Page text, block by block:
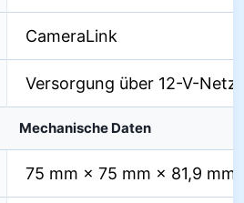
CameraLink
Versorgung über 12-V-
Mechanische Daten
75 mm × 75 mm × 81,9 mm